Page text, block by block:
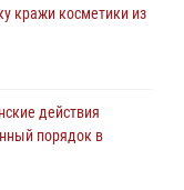
оплатившего счет в
прошло пожарно-
кражи косметики из
действия
порядок в